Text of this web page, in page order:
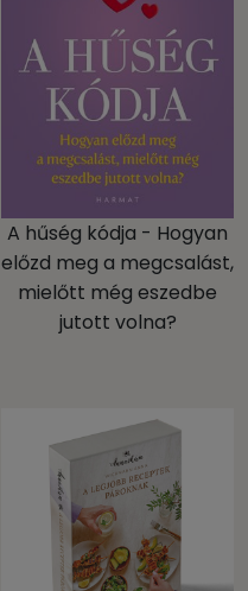
A hűség kódja - Hogyan
előzd meg a megcsalást,
mielőtt még eszedbe
jutott volna?